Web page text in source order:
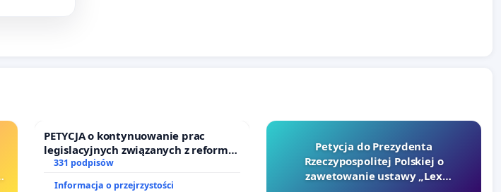
PETYCJA o kontynuowanie prac
legislacyjnych związanych z reformą
prawa rodzinnego
331 podpisów
Informacja o przejrzystości
Petycja do Prezydenta
Rzeczypospolitej Polskiej o
zawetowanie ustawy „Lex